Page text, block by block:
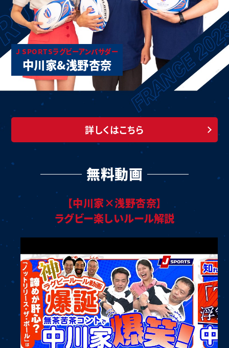
詳しくはこちら
J SPORTSラグビーアンバサダー
中川家&浅野杏奈
無料動画
【中川家×浅野杏奈】
ラグビー楽しいルール解説